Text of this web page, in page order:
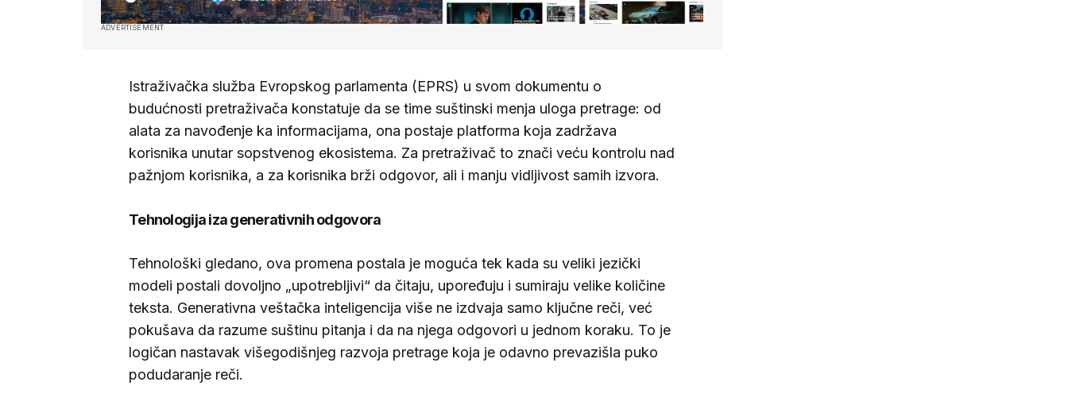
ADVERTISEMENT
Istraživačka služba Evropskog parlamenta (EPRS) u svom dokumentu o
budućnosti pretraživača konstatuje da se time suštinski menja uloga pretrage: od
alata za navođenje ka informacijama, ona postaje platforma koja zadržava
korisnika unutar sopstvenog ekosistema. Za pretraživač to znači veću kontrolu nad
pažnjom korisnika, a za korisnika brži odgovor, ali i manju vidljivost samih izvora.
Tehnologija iza generativnih odgovora
Tehnološki gledano, ova promena postala je moguća tek kada su veliki jezički
modeli postali dovoljno „upotrebljivi“ da čitaju, upoređuju i sumiraju velike količine
teksta. Generativna veštačka inteligencija više ne izdvaja samo ključne reči, već
pokušava da razume suštinu pitanja i da na njega odgovori u jednom koraku. To je
logičan nastavak višegodišnjeg razvoja pretrage koja je odavno prevazišla puko
podudaranje reči.